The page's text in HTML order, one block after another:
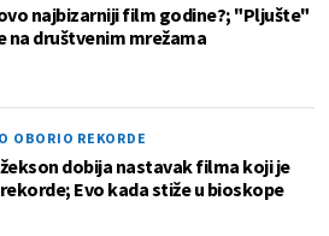
najbizarniji film godine?; "Pljušte"
na društvenim mrežama
OBORIO REKORDE
dobija nastavak filma koji je
Evo kada stiže u bioskope